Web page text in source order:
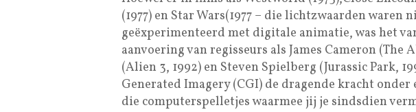
(1977) en Star Wars(1977 – die lichtzwaarden waren
geëxperimenteerd met digitale animatie, was het
aanvoering van regisseurs als James Cameron (The
(Alien 3, 1992) en Steven Spielberg (Jurassic Park,
Generated Imagery (CGI) de dragende kracht
die computerspelletjes waarmee jij je sindsdien